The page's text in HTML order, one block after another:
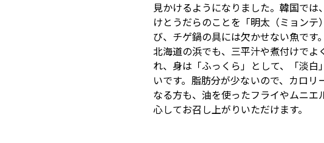
見かけるようになりました。韓国では
けとうだらのことを「明太（ミョンテ
び、チゲ鍋の具には欠かせない魚です。
北海道の浜でも、三平汁や煮付けでよ
れ、身は「ふっくら」として、「淡白
いです。脂肪分が少ないので、カロリ
なる方も、油を使ったフライやムニエ
心してお召し上がりいただけます。